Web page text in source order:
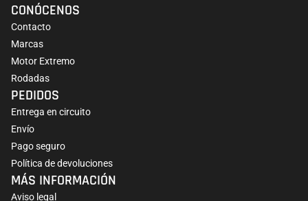
CONÓCENOS
Contacto
Marcas
Motor Extremo
Rodadas
PEDIDOS
Entrega en circuito
Envío
Pago seguro
Política de devoluciones
MÁS INFORMACIÓN
Aviso legal